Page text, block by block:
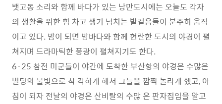
뱃고동 소리와 함께 바다가 있는 낭만도시에는 오늘도 각자
의 생활을 위한 힘 차고 생기 넘치는 발걸음들이 분주히 움직
이고 있다. 밤이 되면 밤바다와 함께 현란한 도시의 야경이 펼
쳐지며 드라마틱한 풍광이 펼쳐지기도 한다.
6·25 참전 미군들이 야간에 도착한 부산항의 야경은 수많은
빌딩의 불빛으로 착 각하게 해서 그들을 깜짝 놀라게 했고, 아
침이 되자 전날의 야경은 산비탈의 수많 은 판자집임을 알고